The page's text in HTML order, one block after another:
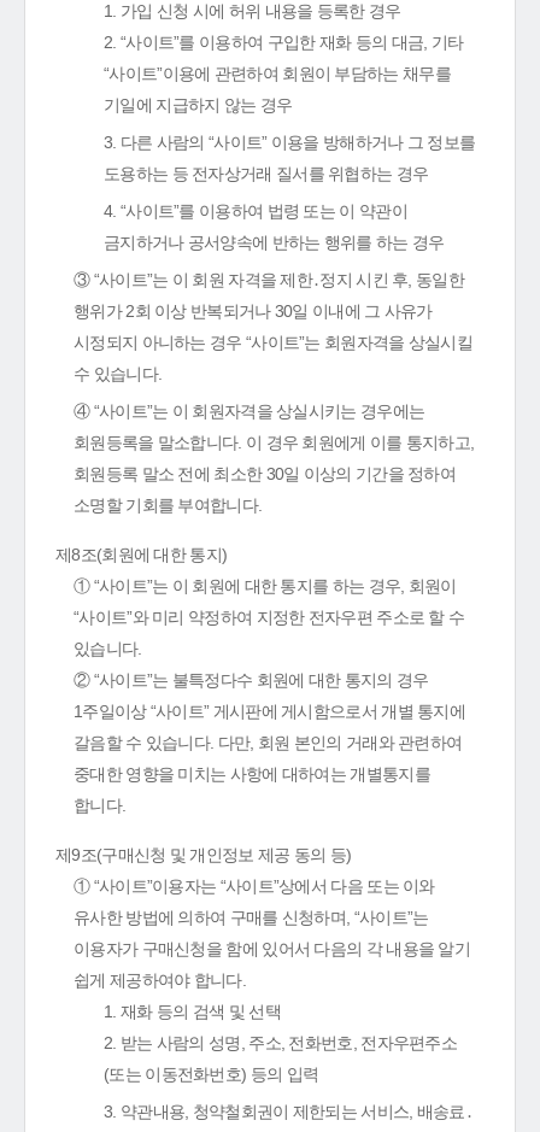
1. 가입 신청 시에 허위 내용을 등록한 경우
2. “사이트”를 이용하여 구입한 재화 등의 대금, 기타
“사이트”이용에 관련하여 회원이 부담하는 채무를
기일에 지급하지 않는 경우
3. 다른 사람의 “사이트” 이용을 방해하거나 그 정보를
도용하는 등 전자상거래 질서를 위협하는 경우
4. “사이트”를 이용하여 법령 또는 이 약관이
금지하거나 공서양속에 반하는 행위를 하는 경우
③ “사이트”는 이 회원 자격을 제한․정지 시킨 후, 동일한
행위가 2회 이상 반복되거나 30일 이내에 그 사유가
시정되지 아니하는 경우 “사이트”는 회원자격을 상실시킬
수 있습니다.
④ “사이트”는 이 회원자격을 상실시키는 경우에는
회원등록을 말소합니다. 이 경우 회원에게 이를 통지하고,
회원등록 말소 전에 최소한 30일 이상의 기간을 정하여
소명할 기회를 부여합니다.
제8조(회원에 대한 통지)
① “사이트”는 이 회원에 대한 통지를 하는 경우, 회원이
“사이트”와 미리 약정하여 지정한 전자우편 주소로 할 수
있습니다.
② “사이트”는 불특정다수 회원에 대한 통지의 경우
1주일이상 “사이트” 게시판에 게시함으로서 개별 통지에
갈음할 수 있습니다. 다만, 회원 본인의 거래와 관련하여
중대한 영향을 미치는 사항에 대하여는 개별통지를
합니다.
제9조(구매신청 및 개인정보 제공 동의 등)
① “사이트”이용자는 “사이트”상에서 다음 또는 이와
유사한 방법에 의하여 구매를 신청하며, “사이트”는
이용자가 구매신청을 함에 있어서 다음의 각 내용을 알기
쉽게 제공하여야 합니다.
1. 재화 등의 검색 및 선택
2. 받는 사람의 성명, 주소, 전화번호, 전자우편주소
(또는 이동전화번호) 등의 입력
3. 약관내용, 청약철회권이 제한되는 서비스, 배송료․